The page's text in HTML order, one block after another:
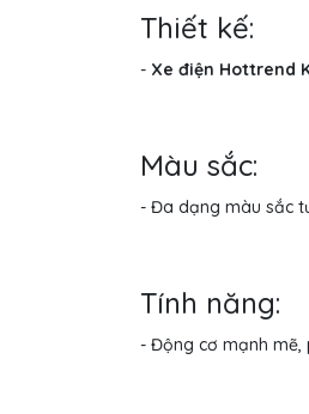
Thiết kế:
- Xe điện Hottrend
Màu sắc:
- Đa dạng màu sắc
Tính năng:
- Động cơ mạnh mẽ,